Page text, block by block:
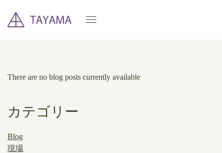
There are no blog posts currently available
カテゴリー
Blog
現場